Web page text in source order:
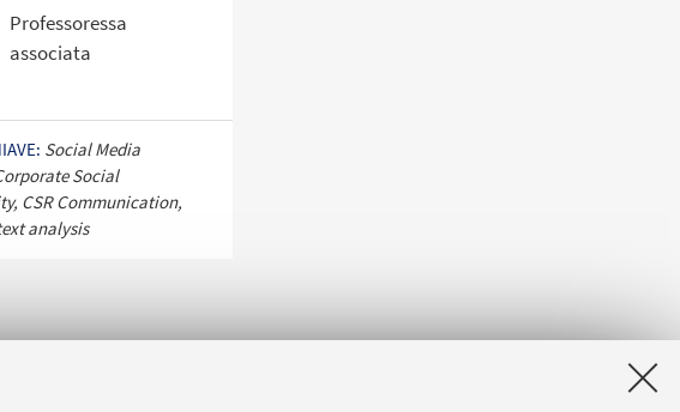
Professoressa
associata
Social Media
Social
CSR Communication,
analysis